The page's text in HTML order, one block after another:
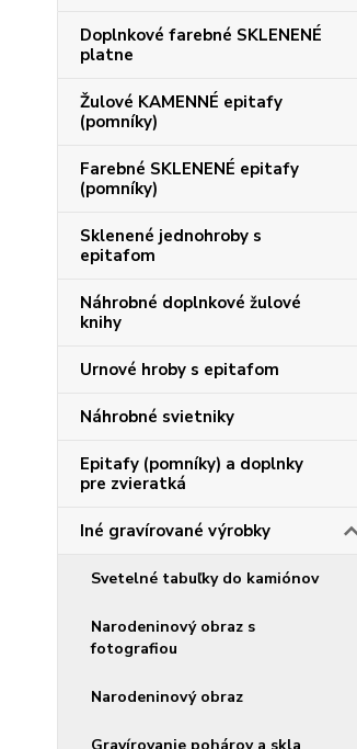
Doplnkové farebné SKLENENÉ
platne
Žulové KAMENNÉ epitafy
(pomníky)
Farebné SKLENENÉ epitafy
(pomníky)
Sklenené jednohroby s
epitafom
Náhrobné doplnkové žulové
knihy
Urnové hroby s epitafom
Náhrobné svietniky
Epitafy (pomníky) a doplnky
pre zvieratká
Iné gravírované výrobky
Svetelné tabuľky do kamiónov
Narodeninový obraz s
fotografiou
Narodeninový obraz